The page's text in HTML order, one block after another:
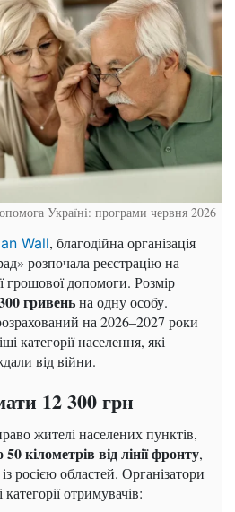
Україні: програми червня 2026
Wall, благодійна організація
розпочала реєстрацію на
грошової допомоги. Розмір
гривеньна одну особу.
на 2026–2027 роки
категорії населення, які
від війни.
12 300 грн
жителі населених пунктів,
50 кілометрів від лінії фронту,
росією областей. Організатори
отримувачів: